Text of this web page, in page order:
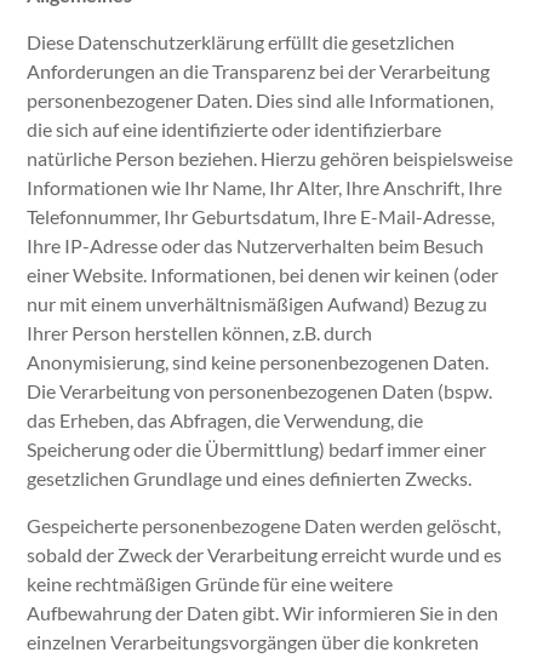
Diese Datenschutzerklärung erfüllt die gesetzlichen
Anforderungen an die Transparenz bei der Verarbeitung
personenbezogener Daten. Dies sind alle Informationen,
die sich auf eine identifizierte oder identifizierbare
natürliche Person beziehen. Hierzu gehören beispielsweise
Informationen wie Ihr Name, Ihr Alter, Ihre Anschrift, Ihre
Telefonnummer, Ihr Geburtsdatum, Ihre E-Mail-Adresse,
Ihre IP-Adresse oder das Nutzerverhalten beim Besuch
einer Website. Informationen, bei denen wir keinen (oder
nur mit einem unverhältnismäßigen Aufwand) Bezug zu
Ihrer Person herstellen können, z.B. durch
Anonymisierung, sind keine personenbezogenen Daten.
Die Verarbeitung von personenbezogenen Daten (bspw.
das Erheben, das Abfragen, die Verwendung, die
Speicherung oder die Übermittlung) bedarf immer einer
gesetzlichen Grundlage und eines definierten Zwecks.
Gespeicherte personenbezogene Daten werden gelöscht,
sobald der Zweck der Verarbeitung erreicht wurde und es
keine rechtmäßigen Gründe für eine weitere
Aufbewahrung der Daten gibt. Wir informieren Sie in den
einzelnen Verarbeitungsvorgängen über die konkreten